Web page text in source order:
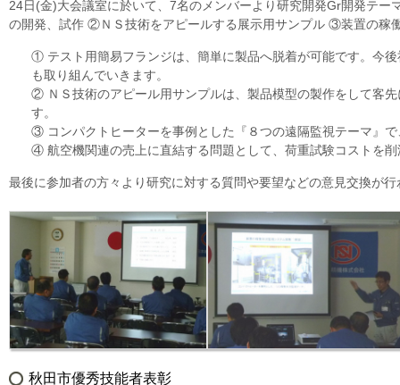
24日(金)大会議室に於いて、7名のメンバーより研究開発Gr開発テ
の開発、試作 ②ＮＳ技術をアピールする展示用サンプル ③装置の稼
① テスト用簡易フランジは、簡単に製品へ脱着が可能です。今
も取り組んでいきます。
② ＮＳ技術のアピール用サンプルは、製品模型の製作をして客
す。
③ コンパクトヒーターを事例とした『８つの遠隔監視テーマ』
④ 航空機関連の売上に直結する問題として、荷重試験コストを
最後に参加者の方々より研究に対する質問や要望などの意見交換が
秋田市優秀技能者表彰